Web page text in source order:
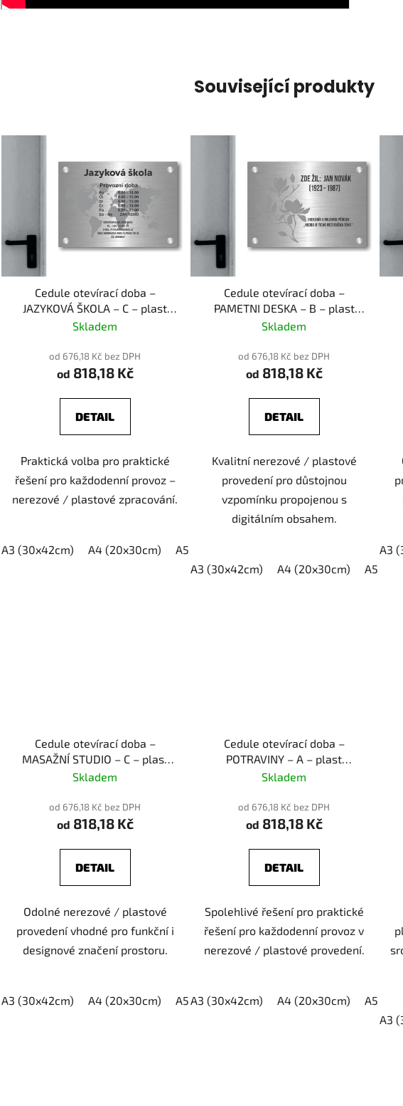
Související produkty
Cedule otevírací doba –
JAZYKOVÁ ŠKOLA – C – plast
(piktogram)
Skladem
od 676,18 Kč bez DPH
od 818,18 Kč
DETAIL
Praktická volba pro praktické
řešení pro každodenní provoz –
nerezové / plastové zpracování.
A3 (30x42cm) A4 (20x30cm) A5 (15x21cm)
Cedule otevírací doba –
PAMETNI DESKA – B – plast
(piktogram)
Skladem
od 676,18 Kč bez DPH
od 818,18 Kč
DETAIL
Kvalitní nerezové / plastové
provedení pro důstojnou
vzpomínku propojenou s
digitálním obsahem.
A3 (30x42cm) A4 (20x30cm) A5
A3
Cedule otevírací doba –
MASAŽNÍ STUDIO – C – plast
(piktogram)
Skladem
od 676,18 Kč bez DPH
od 818,18 Kč
DETAIL
Odolné nerezové / plastové
provedení vhodné pro funkční i
designové značení prostoru.
A3 (30x42cm) A4 (20x30cm) A5 (15x21cm)
Cedule otevírací doba –
POTRAVINY – A – plast
(piktogram)
Skladem
od 676,18 Kč bez DPH
od 818,18 Kč
DETAIL
Spolehlivé řešení pro praktické
řešení pro každodenní provoz v
nerezové / plastové provedení.
A3 (30x42cm) A4 (20x30cm) A5
A3